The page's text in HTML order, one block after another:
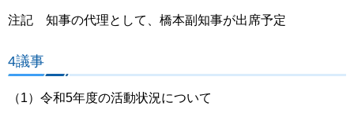
注記 知事の代理として、橋本副知事が出席予定
4議事
（1）令和5年度の活動状況について